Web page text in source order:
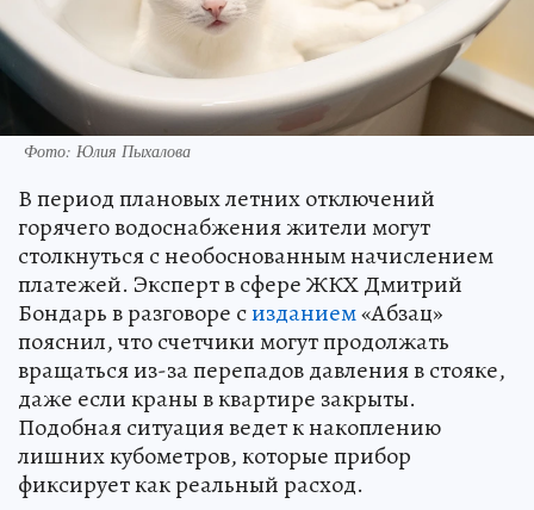
Фото: Юлия Пыхалова
В период плановых летних отключений
горячего водоснабжения жители могут
столкнуться с необоснованным начислением
платежей. Эксперт в сфере ЖКХ Дмитрий
Бондарь в разговоре сизданием«Абзац»
пояснил, что счетчики могут продолжать
вращаться из-за перепадов давления в стояке,
даже если краны в квартире закрыты.
Подобная ситуация ведет к накоплению
лишних кубометров, которые прибор
фиксирует как реальный расход.